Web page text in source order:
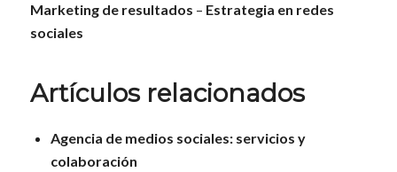
Marketing de resultados – Estrategia en redes
sociales
Artículos relacionados
Agencia de medios sociales: servicios y
colaboración